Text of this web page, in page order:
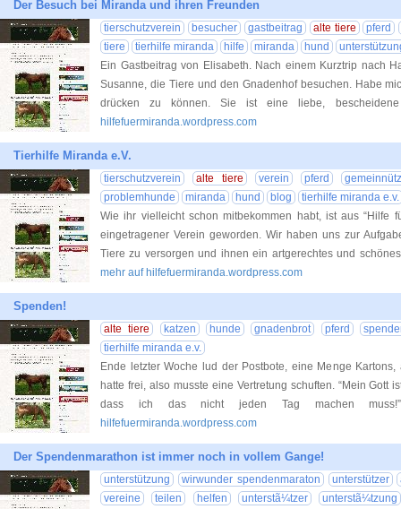
Der Besuch bei Miranda und ihren Freunden
tierschutzverein besucher gastbeitrag alte tiere
pferd
tiere
tierhilfe miranda hilfe miranda hund
Ein Gastbeitrag von Elisabeth. Nach einem Kurztrip nach
Susanne, die Tiere und den Gnadenhof besuchen. Habe
drücken zu können. Sie ist eine liebe,
hilfefuermiranda.wordpress.com
Tierhilfe Miranda e.V.
tierschutzverein alte tiere verein pferd
problemhunde
miranda hund blog
tierhilfe miranda e.v.
Wie ihr vielleicht schon mitbekommen habt, ist aus “Hilfe
eingetragener Verein geworden. Wir haben uns zur
Tiere zu versorgen und ihnen ein artgerechtes und
mehr auf hilfefuermiranda.wordpress.com
Spenden!
alte tiere katzen hunde gnadenbrot pferd
tierhilfe miranda e.v.
Ende letzter Woche lud der Postbote, eine Menge
hatte frei, also musste eine Vertretung schuften. “Mein Gott
dass ich das nicht jeden Tag machen
hilfefuermiranda.wordpress.com
Der Spendenmarathon ist immer noch in vollem Gange!
unterstützung wirwunder spendenmaraton unterstützer
vereine
teilen helfen unterstã¼tzer
unterstã¼tzung